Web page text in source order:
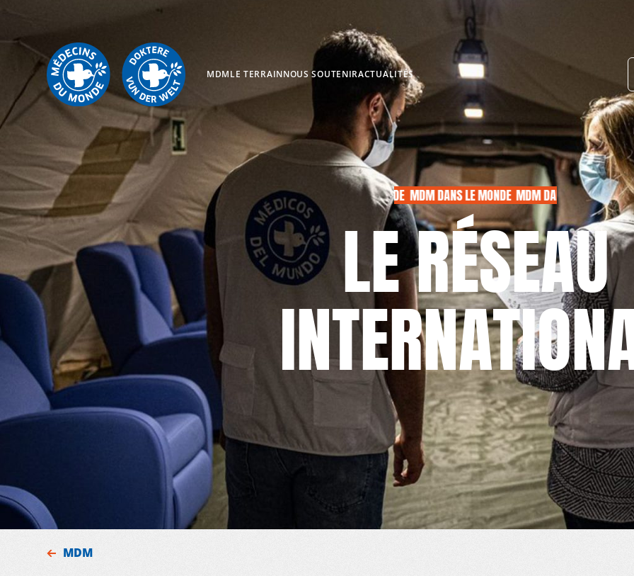
MDM LE TERRAIN NOUS SOUTENIRACTUALITÉS
MDM DANS LE MONDE MDM DANS LE MONDE MDM
LE RÉSEAU
MDM